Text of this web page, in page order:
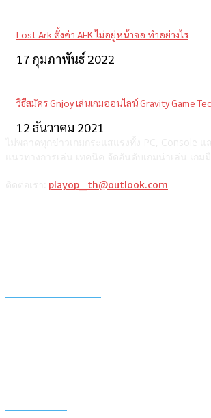
Lost Ark ตั้งค่า AFK ไม่อยู่หน้าจอ ทำอย่างไร
17 กุมภาพันธ์ 2022
วิธีสมัคร Gnjoy เล่นเกมออนไลน์ Gravity Game
12 ธันวาคม 2021
playop_th@outlook.com